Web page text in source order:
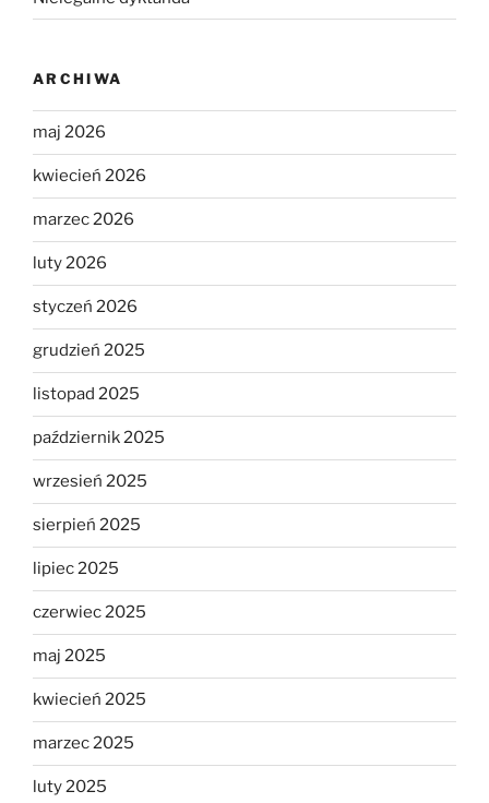
ARCHIWA
maj 2026
kwiecień 2026
marzec 2026
luty 2026
styczeń 2026
grudzień 2025
listopad 2025
październik 2025
wrzesień 2025
sierpień 2025
lipiec 2025
czerwiec 2025
maj 2025
kwiecień 2025
marzec 2025
luty 2025